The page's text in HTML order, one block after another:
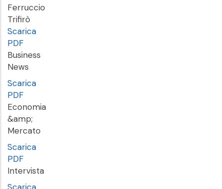
Ferruccio
Trifirò
Scarica
PDF
Business
News
Scarica
PDF
Economia
&amp;
Mercato
Scarica
PDF
Intervista